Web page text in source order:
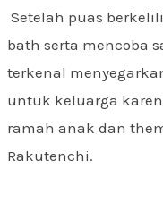
Setelah puas
bath serta mencoba
terkenal
untuk keluarga
ramah anak dan
Rakutenchi.